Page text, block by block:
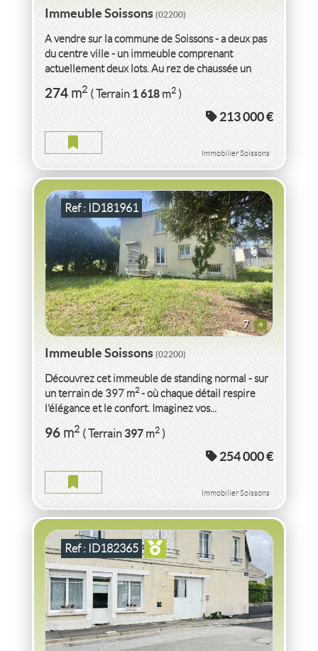
Immeuble Soissons(02200)
A vendre sur la commune de Soissons - a deux pas
du centre ville - un immeuble comprenant
actuellement deux lots. Au rez de chaussée un
local commercial pouvant y acceuillir...
274m2 ( Terrain1 618m2)
213 000 €
Immobilier Soissons
7
Ref : ID181961
VENTE IMMEUBLEAISNE
IMMEUBLE AISNE
96m2 ( Terrain397m2)
Immeuble Soissons(02200)
Découvrez cet immeuble de standing normal - sur
un terrain de 397 m2- où chaque détail respire
l'élégance et le confort. Imaginez vos...
96m2 ( Terrain397m2)
254 000 €
Immobilier Soissons
Ref : ID182365
VENTE IMMEUBLEAISNE
IMMEUBLE AISNE
158m2 ( Terrasse138m2)